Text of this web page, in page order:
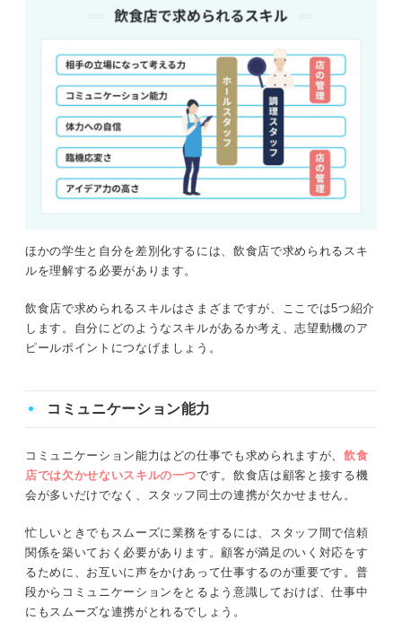
ほかの学生と自分を差別化するには、飲食店で求められるスキ
ルを理解する必要があります。
飲食店で求められるスキルはさまざまですが、ここでは5つ紹介
します。自分にどのようなスキルがあるか考え、志望動機のア
ピールポイントにつなげましょう。
コミュニケーション能力
コミュニケーション能力はどの仕事でも求められますが、 飲食
店では欠かせないスキルの一つです。飲食店は顧客と接する機
会が多いだけでなく、スタッフ同士の連携が欠かせません。
忙しいときでもスムーズに業務をするには、スタッフ間で信頼
関係を築いておく必要があります。顧客が満足のいく対応をす
るために、お互いに声をかけあって仕事するのが重要です。普
段からコミュニケーションをとるよう意識しておけば、仕事中
にもスムーズな連携がとれるでしょう。